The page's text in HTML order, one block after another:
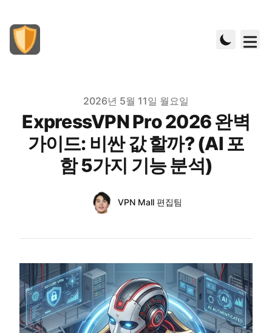
2026년 5월 11일 월요일
ExpressVPN Pro 2026 완벽
가이드: 비싼 값 할까? (AI 포
함 5가지 기능 분석)
Name
VPN Mall 편집팀